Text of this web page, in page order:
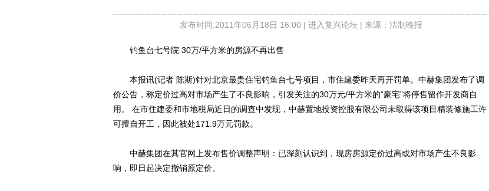
发布时间:2011年06月18日 16:00 | 进入复兴论坛| 来源：法制晚报
钓鱼台七号院 30万/平方米的房源不再出售
本报讯(记者 陈斯)针对北京最贵住宅钓鱼台七号项目，市住建委昨天再开罚单。中赫集团发布了调
价公告，称定价过高对市场产生了不良影响，引发关注的30万元/平方米的“豪宅”将停售留作开发商自
用。 在市住建委和市地税局近日的调查中发现，中赫置地投资控股有限公司未取得该项目精装修施工许
可擅自开工，因此被处171.9万元罚款。
中赫集团在其官网上发布售价调整声明：已深刻认识到，现房房源定价过高或对市场产生不良影
响，即日起决定撤销原定价。